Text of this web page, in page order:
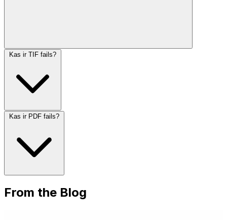
Kas ir TIF fails?
Kas ir PDF fails?
From the Blog